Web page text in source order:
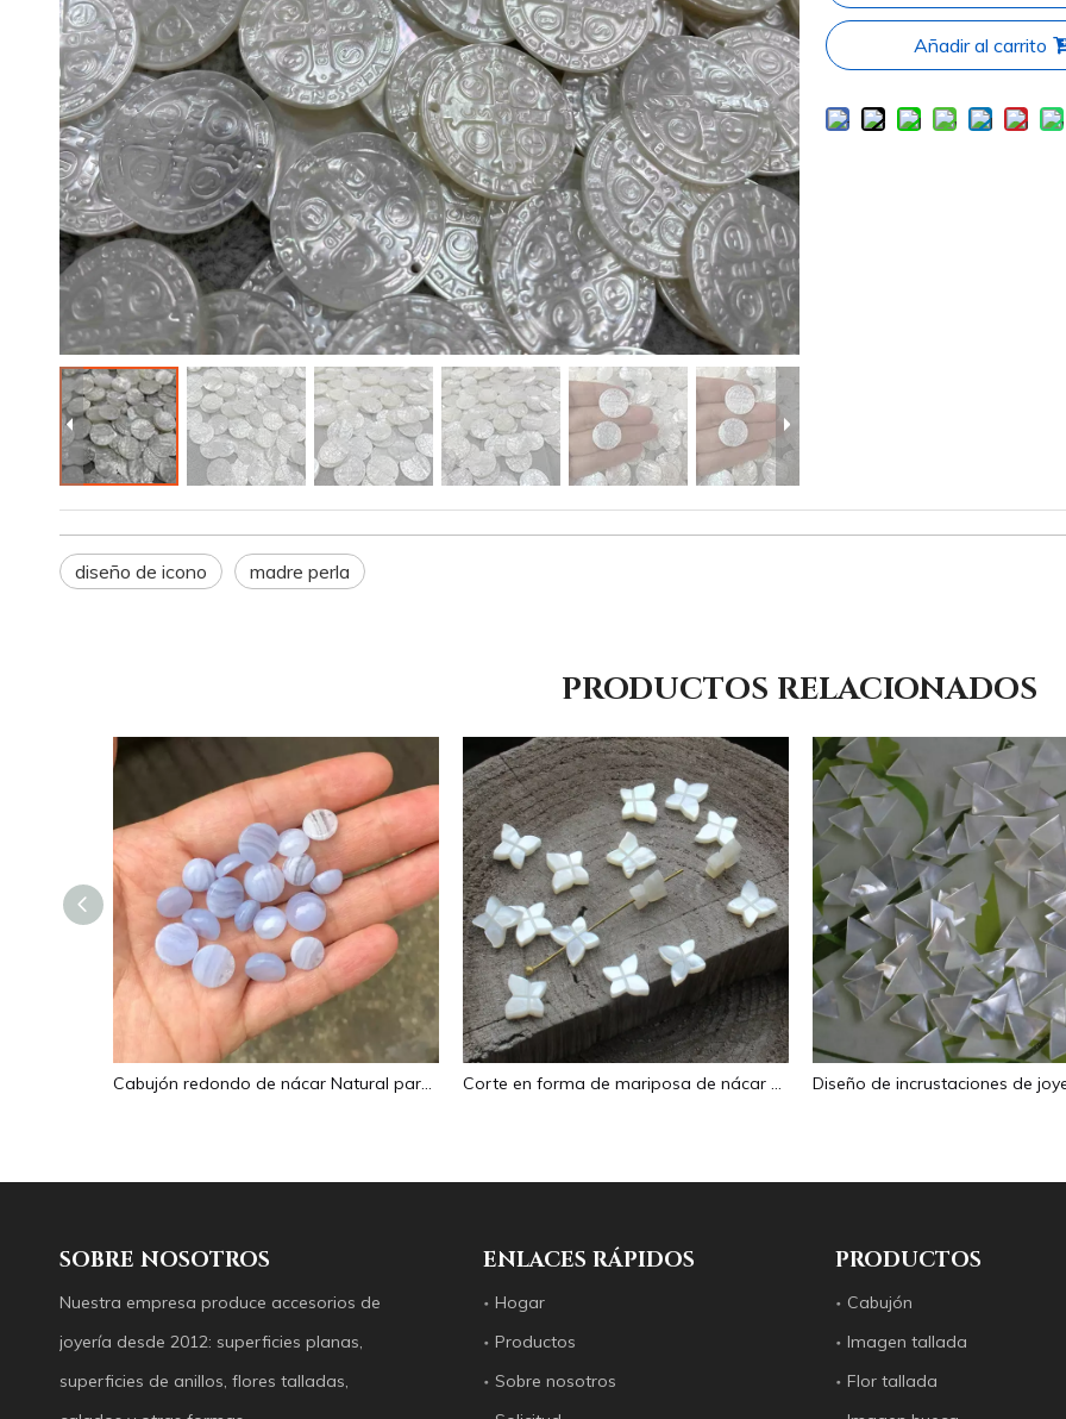
Añadir al carrito
diseño de icono madre perla
PRODUCTOS RELACIONADOS
Cabujón redondo de nácar Natural para fabricación de anillos, diseño de joyería de piedra azul, diseño de collar, incrustaciones de granos pequeños de cristal Corte en forma de mariposa de nácar Natural para diseño de collar, fabricación de frijoles pequeños, diseño de pulsera de doble cara, tamaño pequeño
SOBRE NOSOTROS
Nuestra empresa produce accesorios de
joyería desde 2012: superficies planas,
superficies de anillos, flores talladas,
ENLACES RÁPIDOS
Hogar
Productos
Sobre nosotros
PRODUCTOS
Cabujón
Imagen tallada
Flor tallada